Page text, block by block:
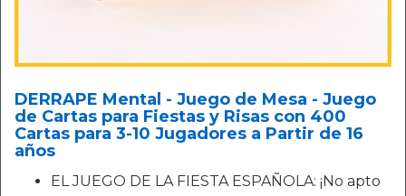
DERRAPE Mental - Juego de Mesa - Juego
de Cartas para Fiestas y Risas con 400
Cartas para 3-10 Jugadores a Partir de 16
años
EL JUEGO DE LA FIESTA ESPAÑOLA: ¡No apto